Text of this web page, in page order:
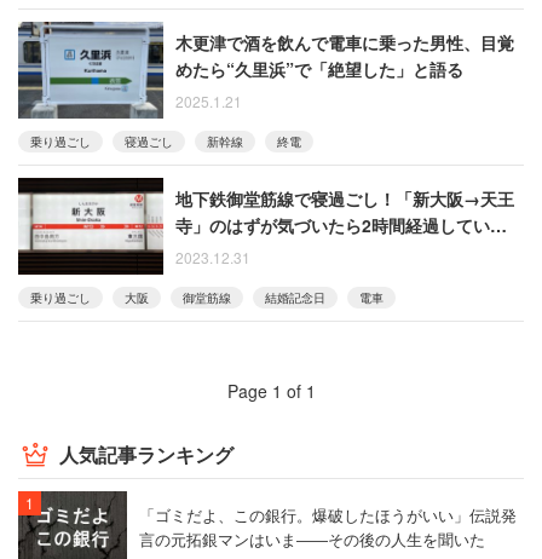
木更津で酒を飲んで電車に乗った男性、目覚
めたら“久里浜”で「絶望した」と語る
2025.1.21
乗り過ごし 寝過ごし 新幹線 終電
地下鉄御堂筋線で寝過ごし！「新大阪→天王
寺」のはずが気づいたら2時間経過していた男
性
2023.12.31
乗り過ごし 大阪 御堂筋線 結婚記念日 電車
Page 1 of 1
人気記事ランキング
「ゴミだよ、この銀行。爆破したほうがいい」伝説発
言の元拓銀マンはいま――その後の人生を聞いた